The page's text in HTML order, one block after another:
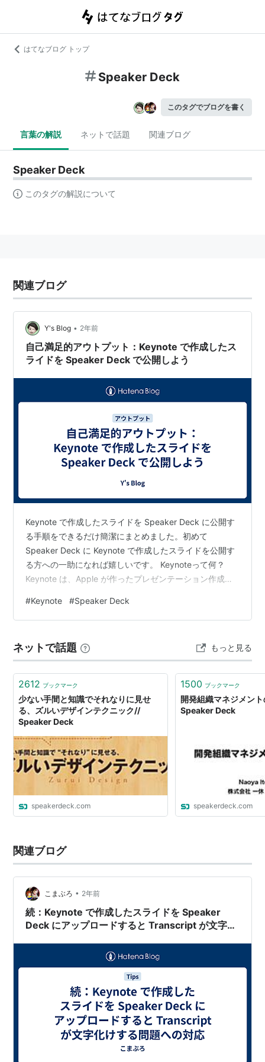
はてなブログ トップ
Speaker Deck
このタグでブログを書く
言葉の解説 ネットで話題 関連ブログ
Speaker Deck
このタグの解説について
関連ブログ
Y's Blog • 2年前
自己満足的アウトプット：Keynote で作成したス
ライドを Speaker Deck で公開しよう
Keynote で作成したスライドを Speaker Deck に公開す
る手順をできるだけ簡潔にまとめました。初めて
Speaker Deck に Keynote で作成したスライドを公開す
る方への一助になれば嬉しいです。 Keynoteって何？
Keynote は、Apple が作ったプレゼンテーション作成ソ
ツールです。学校の発表やビジネスのプレゼンテーショ
ンなど、さまざまな場面で使われます。Keynote を使う
み合わせて、見栄えの良いスライドを作ることができま
す。 Speaker Deck…
#Keynote #Speaker Deck
ネットで話題 もっと見る
2612 ブックマーク
少ない手間と知識でそれなりに見せ
る、ズルいデザインテクニック//
Speaker Deck
speakerdeck.com
1500 ブックマーク
開発組織マネジメン
Speaker Deck
speakerdeck.com
関連ブログ
こまぶろ • 2年前
続：Keynote で作成したスライドを Speaker
Deck にアップロードすると Transcript が文字化